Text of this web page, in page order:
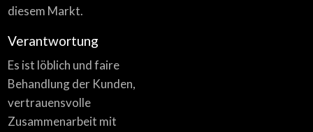
diesem Markt.
Verantwortung
Es ist löblich und faire
Behandlung der Kunden,
vertrauensvolle
Zusammenarbeit mit